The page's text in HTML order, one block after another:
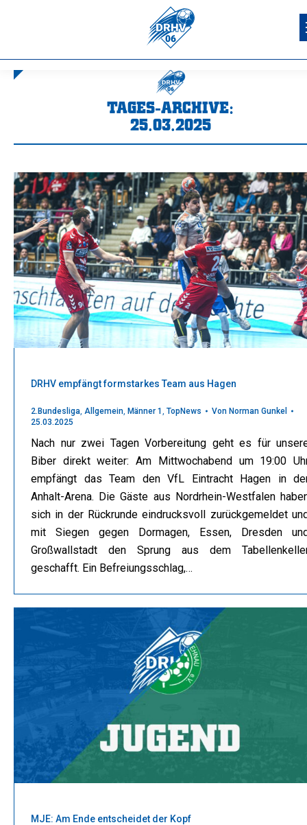
TAGES-ARCHIVE:
25.03.2025
DRHV empfängt formstarkes Team aus Hagen
2.Bundesliga, Allgemein, Männer 1 , TopNews Von Norman Gunkel
25.03.2025
Nach nur zwei Tagen Vorbereitung geht es für
Biber direkt weiter: Am Mittwochabend um 19:00
empfängt das Team den VfL Eintracht Hagen in
Anhalt-Arena. Die Gäste aus Nordrhein-Westfalen
sich in der Rückrunde eindrucksvoll zurückgemeldet
mit Siegen gegen Dormagen, Essen, Dresden
Großwallstadt den Sprung aus dem
geschafft. Ein Befreiungsschlag,…
MJE: Am Ende entscheidet der Kopf